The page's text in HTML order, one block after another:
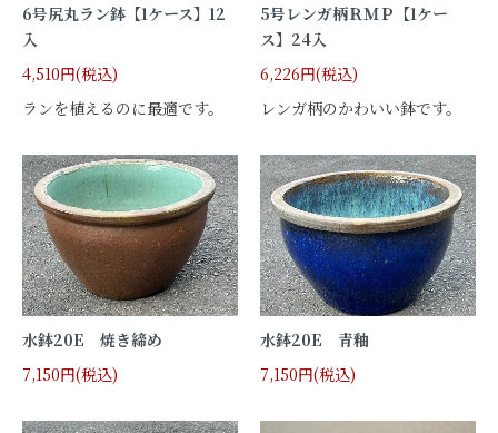
6号尻丸ラン鉢【1ケース】12
入
4,510円(税込)
ランを植えるのに最適です。
5号レンガ柄ＲＭＰ【1ケー
ス】24入
6,226円(税込)
レンガ柄のかわいい鉢です。
水鉢20E 焼き締め
7,150円(税込)
水鉢20E 青釉
7,150円(税込)